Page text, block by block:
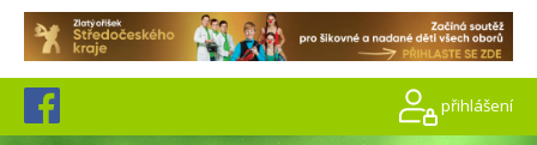
přihlášení